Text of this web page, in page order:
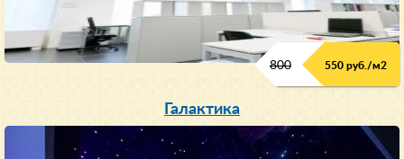
800 550 руб./м2
Галактика